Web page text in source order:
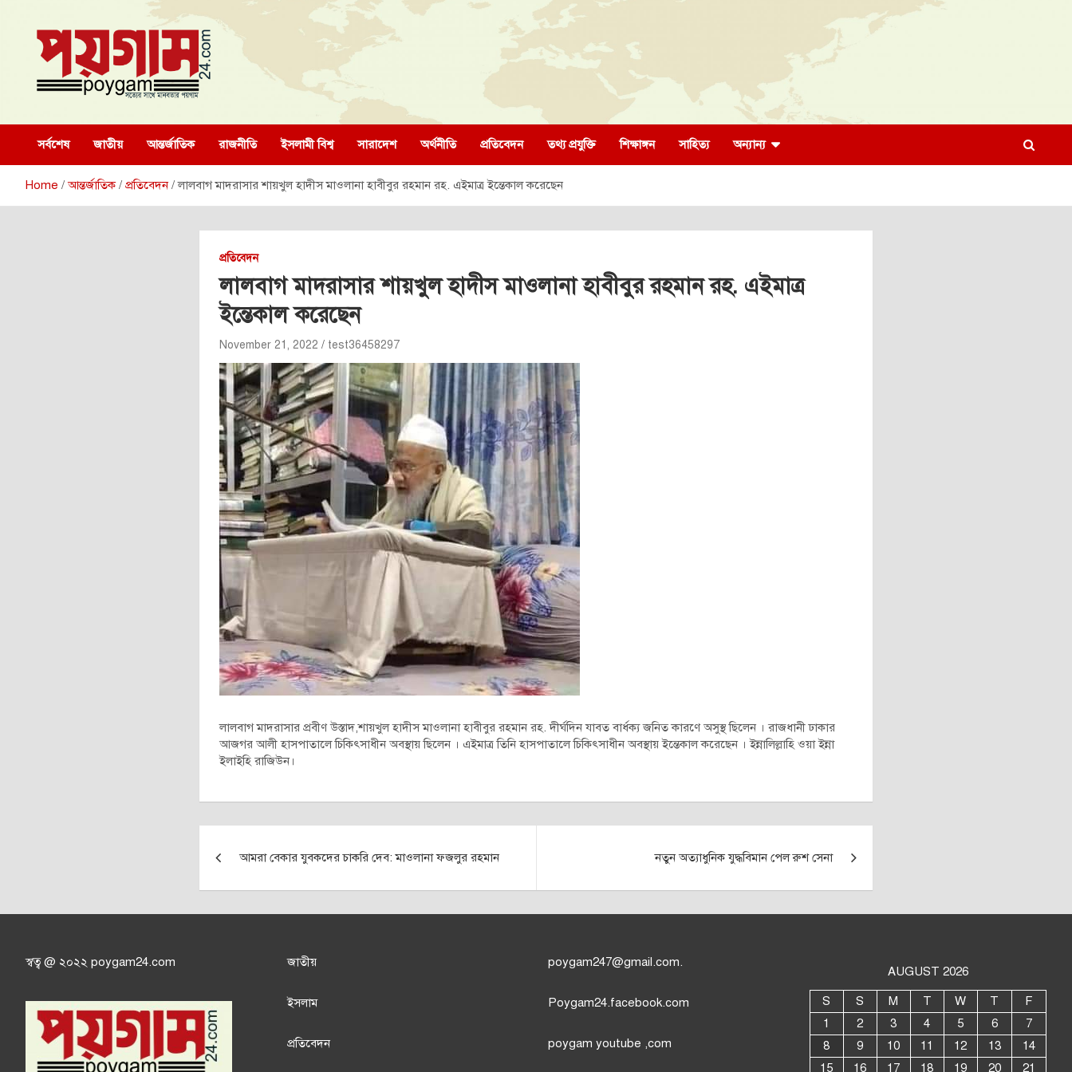
content
poygam24.com
সর্বশেষ জাতীয় আন্তর্জাতিক রাজনীতি ইসলামী বিশ্ব সারাদেশ অর্থনীতি প্রতিবেদন তথ্য প্রযুক্তি শিক্ষাঙ্গন সাহিত্য অন্যান্য
Home আন্তর্জাতিক প্রতিবেদন লালবাগ মাদরাসার শায়খুল হাদীস মাওলানা হাবীবুর রহমান রহ. এইমাত্র ইন্তেকাল করেছেন
প্রতিবেদন
লালবাগ মাদরাসার শায়খুল হাদীস মাওলানা হাবীবুর রহমান রহ. এইমাত্র
ইন্তেকাল করেছেন
November 21, 2022 test36458297
লালবাগ মাদরাসার প্রবীণ উস্তাদ,শায়খুল হাদীস মাওলানা হাবীবুর রহমান রহ. দীর্ঘদিন যাবত বার্ধক্য জনিত কারণে অসুস্থ ছিলেন । রাজধানী ঢাকার
আজগর আলী হাসপাতালে চিকিৎসাধীন অবস্থায় ছিলেন । এইমাত্র তিনি হাসপাতালে চিকিৎসাধীন অবস্থায় ইন্তেকাল করেছেন । ইন্নালিল্লাহি ওয়া ইন্না
ইলাইহি রাজিউন।
navigation
আমরা বেকার যুবকদের চাকরি দেব: মাওলানা ফজলুর রহমান নতুন অত্যাধুনিক যুদ্ধবিমান পেল রুশ সেনা
স্বত্ব @ ২০২২ poygam24.com জাতীয়
ইসলাম
প্রতিবেদন
poygam247@gmail.com.
Poygam24.facebook.com
poygam youtube ,com
AUGUST 2026
S S M T W T
F
1
2 3 4 5 6
7
8
9 10 11 12 13
14
15
16 17 18 19 20 21